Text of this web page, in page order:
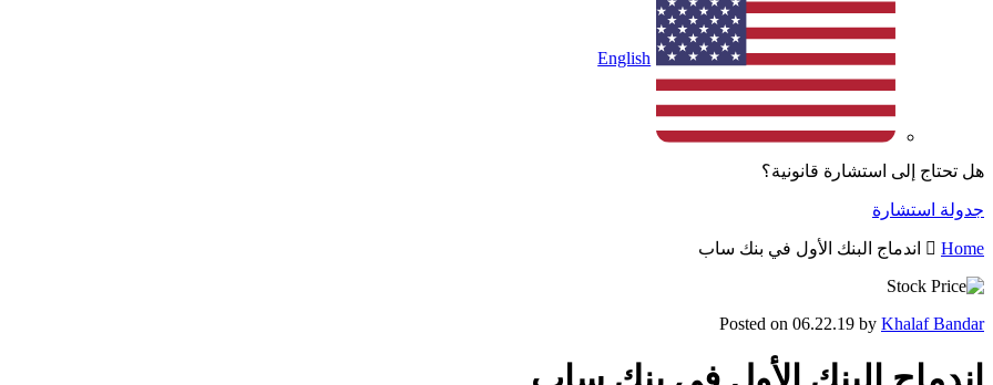
English
هل تحتاج إلى استشارة قانونية؟
جدولة استشارة
Home اندماج البنك الأول في بنك ساب
Posted on 06.22.19 by Khalaf Bandar